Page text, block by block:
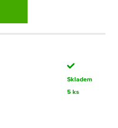
Skladem
5 ks